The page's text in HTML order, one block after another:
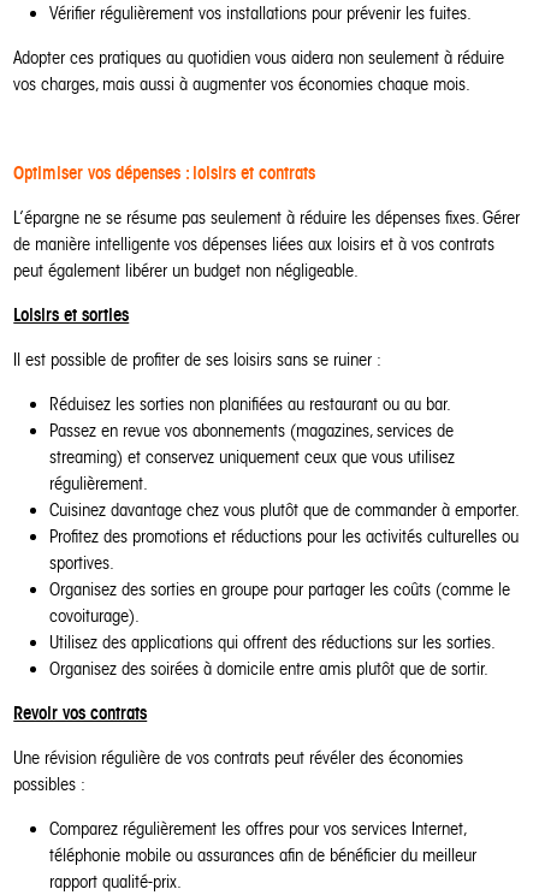
Vérifier régulièrement vos installations pour prévenir les fuites.
Adopter ces pratiques au quotidien vous aidera non seulement à réduire
vos charges, mais aussi à augmenter vos économies chaque mois.
Optimiser vos dépenses : loisirs et contrats
L’épargne ne se résume pas seulement à réduire les dépenses fixes. Gérer
de manière intelligente vos dépenses liées aux loisirs et à vos contrats
peut également libérer un budget non négligeable.
Loisirs et sorties
Il est possible de profiter de ses loisirs sans se ruiner :
Réduisez les sorties non planifiées au restaurant ou au bar.
Passez en revue vos abonnements (magazines, services de
streaming) et conservez uniquement ceux que vous utilisez
régulièrement.
Cuisinez davantage chez vous plutôt que de commander à emporter.
Profitez des promotions et réductions pour les activités culturelles ou
sportives.
Organisez des sorties en groupe pour partager les coûts (comme le
covoiturage).
Utilisez des applications qui offrent des réductions sur les sorties.
Organisez des soirées à domicile entre amis plutôt que de sortir.
Revoir vos contrats
Une révision régulière de vos contrats peut révéler des économies
possibles :
Comparez régulièrement les offres pour vos services Internet,
téléphonie mobile ou assurances afin de bénéficier du meilleur
rapport qualité-prix.